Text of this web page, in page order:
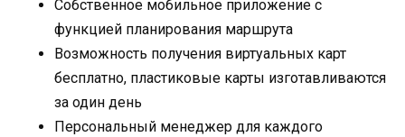
Собственное мобильное приложение с
функцией планирования маршрута
Возможность получения виртуальных карт
бесплатно, пластиковые карты изготавливаются
за один день
Персональный менеджер для каждого